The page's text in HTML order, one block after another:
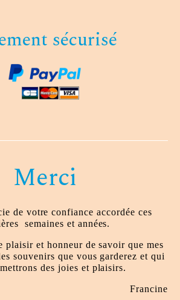
sécurisé
Merci
de votre confiance accordée ces
semaines et années.
plaisir et honneur de savoir que mes
souvenirs que vous garderez et qui
des joies et plaisirs.
Francine